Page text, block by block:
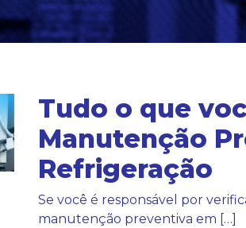
Tudo o que
Manutenção
Refrigeração
Se você é responsável por
manutenção preventiva em […]